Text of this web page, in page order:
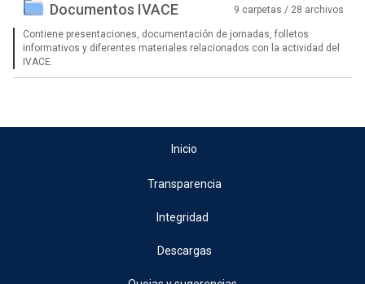
Documentos IVACE 9 carpetas / 28 archivos
Contiene presentaciones, documentación de jornadas, folletos
informativos y diferentes materiales relacionados con la actividad del
IVACE.
Inicio
Transparencia
Integridad
Descargas